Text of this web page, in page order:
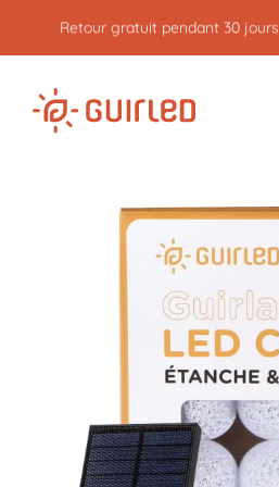
Retour gratuit pendant 30 jours